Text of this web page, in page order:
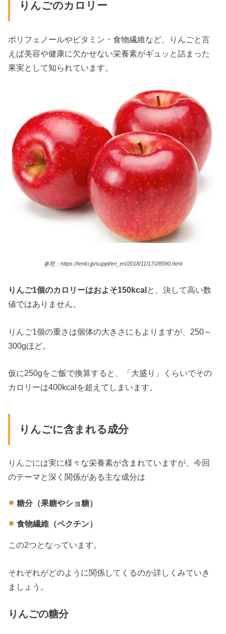
りんごのカロリー
ポリフェノールやビタミン・食物繊維など、りんごと言
えば美容や健康に欠かせない栄養素がギュッと詰まった
果実として知られています。
参照：https://tenki.jp/suppl/eri_eri/2018/11/17/28590.html
りんご1個のカロリーはおよそ150kcalと、決して高い数
値ではありません。
りんご1個の重さは個体の大きさにもよりますが、250～
300gほど。
仮に250gをご飯で換算すると、「大盛り」くらいでその
カロリーは400kcalを超えてしまいます。
りんごに含まれる成分
りんごには実に様々な栄養素が含まれていますが、今回
のテーマと深く関係がある主な成分は
糖分（果糖やショ糖）
食物繊維（ペクチン）
この2つとなっています。
それぞれがどのように関係してくるのか詳しくみていき
ましょう。
りんごの糖分